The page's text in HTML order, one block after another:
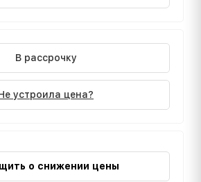
В рассрочку
устроила цена?
о снижении цены